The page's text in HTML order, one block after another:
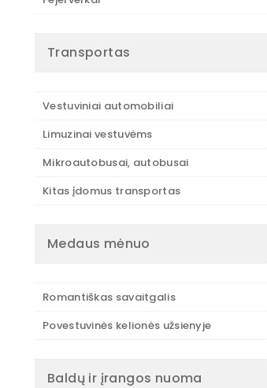
Transportas
Vestuviniai automobiliai
Limuzinai vestuvėms
Mikroautobusai, autobusai
Kitas įdomus transportas
Medaus mėnuo
Romantiškas savaitgalis
Povestuvinės kelionės užsienyje
Baldų ir įrangos nuoma